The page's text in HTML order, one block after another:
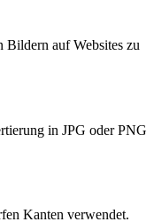
Bildern auf Websites zu
in JPG oder PNG
Kanten verwendet.